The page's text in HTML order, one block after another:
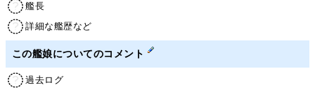
艦長
詳細な艦歴など
この艦娘についてのコメント
過去ログ